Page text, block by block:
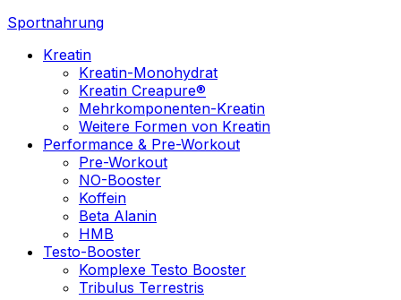
Sportnahrung
Kreatin
Kreatin-Monohydrat
Kreatin Creapure®
Mehrkomponenten-Kreatin
Weitere Formen von Kreatin
Performance & Pre-Workout
Pre-Workout
NO-Booster
Koffein
Beta Alanin
HMB
Testo-Booster
Komplexe Testo Booster
Tribulus Terrestris